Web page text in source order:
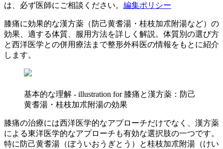
は、必ず医師にご相談ください。 編集ポリシー
膝痛に効果的な漢方薬（防己黄耆湯・桂枝加朮附湯など）の
効果、適する体質、服用方法を詳しく解説。体質別の選び方
と西洋医学との併用療法まで整形外科医の情報をもとに紹介
します。
基本的な理解 - illustration for 膝痛と漢方薬：防己
黄耆湯・桂枝加朮附湯の効果
膝痛の治療には西洋医学的なアプローチだけでなく、漢方薬
による東洋医学的なアプローチも有効な選択肢の一つです。
特に防己黄耆湯（ぼういおうぎとう）と桂枝加朮附湯（けい